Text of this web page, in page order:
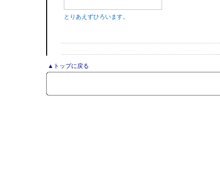
とりあえずひろいます。
▲トップに戻る